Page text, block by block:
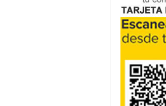
Oncología /
Ortopedía /
Osteopatía
Otorrinolaringología
Podología
Psicología
Psiquiatría
Química